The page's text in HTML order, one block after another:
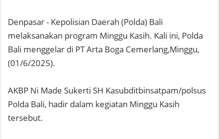
Denpasar - Kepolisian Daerah (Polda) Bali
melaksanakan program Minggu Kasih. Kali ini, Polda
Bali menggelar di PT Arta Boga Cemerlang,Minggu,
(01/6/2025).
AKBP Ni Made Sukerti SH Kasubditbinsatpam/polsus
Polda Bali, hadir dalam kegiatan Minggu Kasih
tersebut.